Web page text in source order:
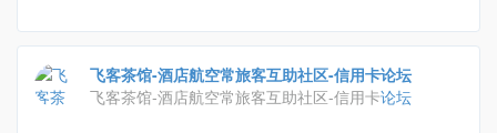
隐,专业论坛
飞客茶馆-酒店航空常旅客互助社区-信用卡论坛
飞客茶馆-酒店航空常旅客互助社区-信用卡论坛